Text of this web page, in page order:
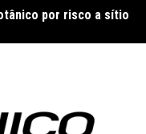
por risco a sítio